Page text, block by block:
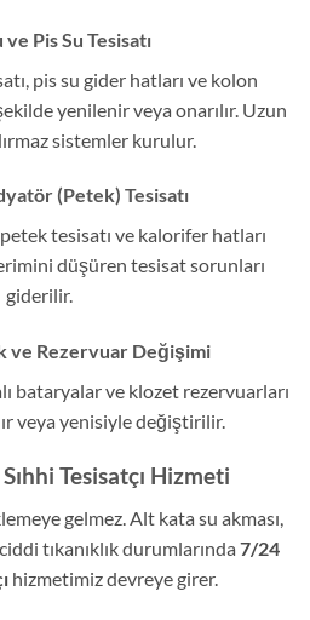
ve Pis Su Tesisatı
pis su gider hatları ve kolon
yenilenir veya onarılır. Uzun
sistemler kurulur.
(Petek) Tesisatı
tesisatı ve kalorifer hatları
düşüren tesisat sorunları
giderilir.
ve Rezervuar Değişimi
bataryalar ve klozet rezervuarları
veya yenisiyle değiştirilir.
Tesisatçı Hizmeti
gelmez. Alt kata su akması,
tıkanıklık durumlarında 7/24
hizmetimiz devreye girer.